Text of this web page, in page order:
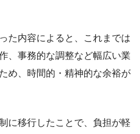
た内容によると、これまでは
、事務的な調整など幅広い業
め、時間的・精神的な余裕が
に移行したことで、負担が軽